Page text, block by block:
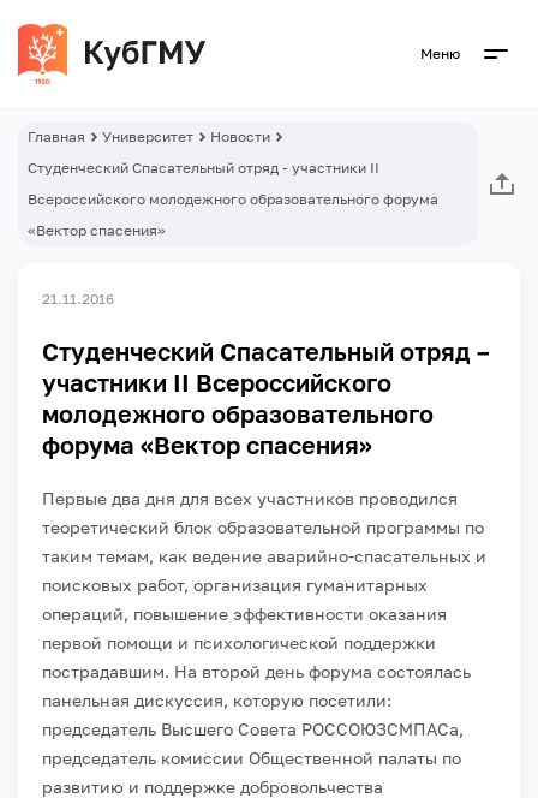
Меню
Главная Университет
Новости
Студенческий Спасательный отряд - участники II
Всероссийского молодежного образовательного форума
«Вектор спасения»
21.11.2016
Студенческий Спасательный отряд –
участники II Всероссийского
молодежного образовательного
форума «Вектор спасения»
Первые два дня для всех участников проводился
теоретический блок образовательной программы по
таким темам, как ведение аварийно-спасательных и
поисковых работ, организация гуманитарных
операций, повышение эффективности оказания
первой помощи и психологической поддержки
пострадавшим. На второй день форума состоялась
панельная дискуссия, которую посетили:
председатель Высшего Совета РОССОЮЗСМПАСа,
председатель комиссии Общественной палаты по
развитию и поддержке добровольчества